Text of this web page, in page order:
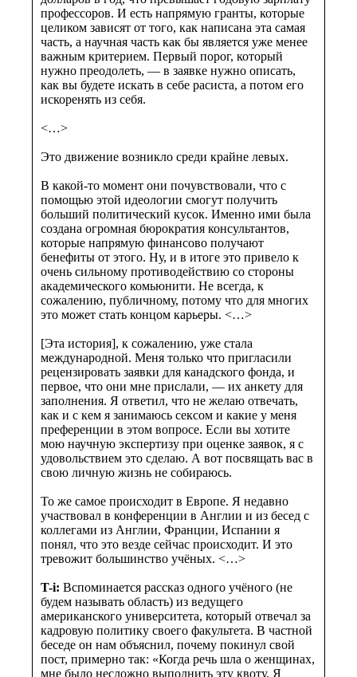
профессоров. И есть напрямую гранты, которые
целиком зависят от того, как написана эта самая
часть, а научная часть как бы является уже менее
важным критерием. Первый порог, который
нужно преодолеть, — в заявке нужно описать,
как вы будете искать в себе расиста, а потом его
искоренять из себя.
<…>
Это движение возникло среди крайне левых.
В какой-то момент они почувствовали, что с
помощью этой идеологии смогут получить
больший политический кусок. Именно ими была
создана огромная бюрократия консультантов,
которые напрямую финансово получают
бенефиты от этого. Ну, и в итоге это привело к
очень сильному противодействию со стороны
академического комьюнити. Не всегда, к
сожалению, публичному, потому что для многих
это может стать концом карьеры. <…>
[Эта история], к сожалению, уже стала
международной. Меня только что пригласили
рецензировать заявки для канадского фонда, и
первое, что они мне прислали, — их анкету для
заполнения. Я ответил, что не желаю отвечать,
как и с кем я занимаюсь сексом и какие у меня
преференции в этом вопросе. Если вы хотите
мою научную экспертизу при оценке заявок, я с
удовольствием это сделаю. А вот посвящать вас в
свою личную жизнь не собираюсь.
То же самое происходит в Европе. Я недавно
участвовал в конференции в Англии и из бесед с
коллегами из Англии, Франции, Испании я
понял, что это везде сейчас происходит. И это
тревожит большинство учёных. <…>
T-i: Вспоминается рассказ одного учёного (не
будем называть область) из ведущего
американского университета, который отвечал за
кадровую политику своего факультета. В частной
беседе он нам объяснил, почему покинул свой
пост, примерно так: «Когда речь шла о женщинах,
мне было несложно выполнить эту квоту. Я